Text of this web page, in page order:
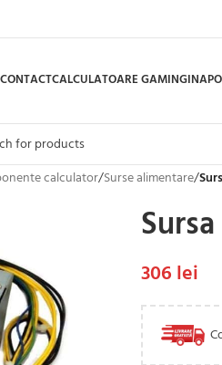
CONTACTCALCULATOARE GAMING
calculator/Surse alimentare/
306 lei